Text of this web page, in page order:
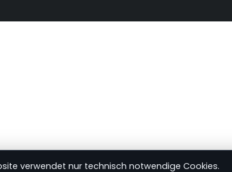
verwendet nur technisch notwendige Cookies.